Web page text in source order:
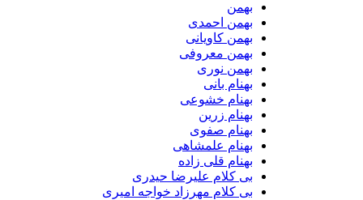
بهمن احمدی
بهمن کاویانی
بهمن معروفی
بهمن نوری
بهنام بانی
بهنام خشوعی
بهنام زرین
بهنام صفوی
بهنام علمشاهی
بهنام قلی زاده
بی کلام علیرضا حیدری
بی کلام مهرزاد خواجه امیری